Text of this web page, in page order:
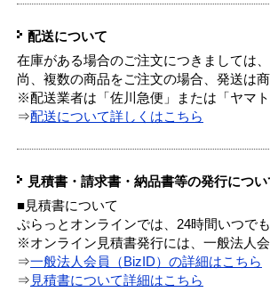
配送について
在庫がある場合のご注文につきましては
尚、複数の商品をご注文の場合、発送は
※配送業者は「佐川急便」または「ヤマ
⇒配送について詳しくはこちら
見積書・請求書・納品書等の発行につい
■見積書について
ぷらっとオンラインでは、24時間いつで
※オンライン見積書発行には、一般法人
⇒一般法人会員（BizID）の詳細はこちら
⇒ 見積書について詳細はこちら